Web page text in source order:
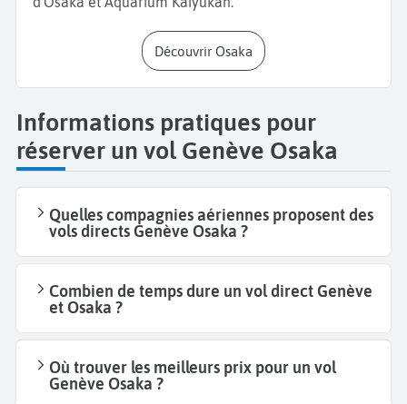
Découvrir Osaka
Informations pratiques pour
réserver un vol Genève Osaka
Quelles compagnies aériennes proposent des
vols directs Genève Osaka ?
Combien de temps dure un vol direct Genève
et Osaka ?
Où trouver les meilleurs prix pour un vol
Genève Osaka ?